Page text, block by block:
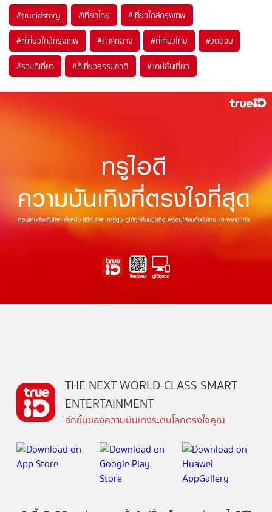
#trueidstory #เที่ยวไทย #เที่ยวใกล้กรุงเทพ
#ที่เที่ยวใกล้กรุงเทพ #ภาคกลาง #ที่เที่ยวไทย #วัดสวย
#รวมที่เที่ยว #ที่เที่ยวธรรมชาติ #แคปชั่นเที่ยว
THE NEXT WORLD-CLASS SMART
ENTERTAINMENT
อีกขั้นของความบันเทิงระดับโลกตรงใจคุณ